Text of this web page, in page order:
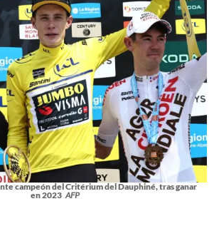
campeón del Critérium del Dauphiné, tras ganar
en 2023 AFP